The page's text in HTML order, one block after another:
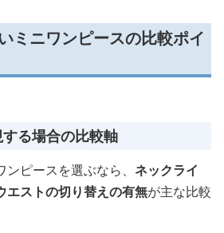
ミニワンピースの比較ポイ
る場合の比較軸
ピースを選ぶなら、 ネックライ
エストの切り替えの有無が主な比較